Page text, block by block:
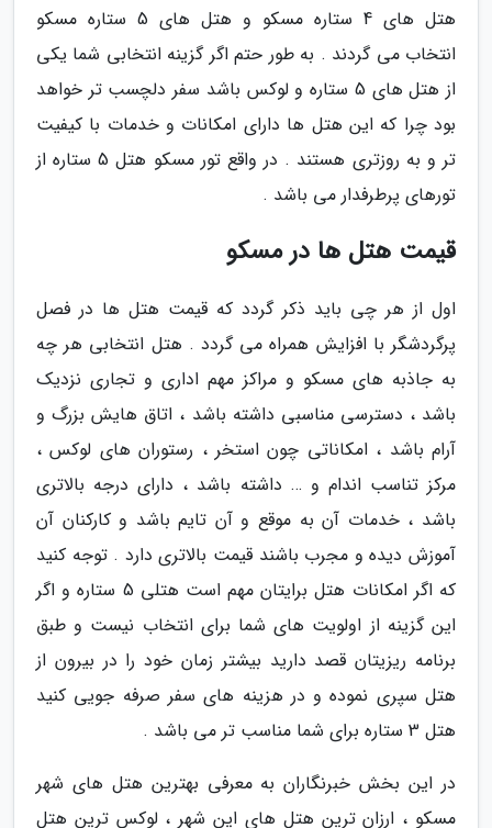
هتل های 4 ستاره مسکو و هتل های 5 ستاره مسکو
انتخاب می گردند . به طور حتم اگر گزینه انتخابی شما یکی
از هتل های 5 ستاره و لوکس باشد سفر دلچسب تر خواهد
بود چرا که این هتل ها دارای امکانات و خدمات با کیفیت
تر و به روزتری هستند . در واقع تور مسکو هتل 5 ستاره از
تورهای پرطرفدار می باشد .
قیمت هتل ها در مسکو
اول از هر چی باید ذکر گردد که قیمت هتل ها در فصل
پرگردشگر با افزایش همراه می گردد . هتل انتخابی هر چه
به جاذبه های مسکو و مراکز مهم اداری و تجاری نزدیک
باشد ، دسترسی مناسبی داشته باشد ، اتاق هایش بزرگ و
آرام باشد ، امکاناتی چون استخر ، رستوران های لوکس ،
مرکز تناسب اندام و … داشته باشد ، دارای درجه بالاتری
باشد ، خدمات آن به موقع و آن تایم باشد و کارکنان آن
آموزش دیده و مجرب باشند قیمت بالاتری دارد . توجه کنید
که اگر امکانات هتل برایتان مهم است هتلی 5 ستاره و اگر
این گزینه از اولویت های شما برای انتخاب نیست و طبق
برنامه ریزیتان قصد دارید بیشتر زمان خود را در بیرون از
هتل سپری نموده و در هزینه های سفر صرفه جویی کنید
هتل 3 ستاره برای شما مناسب تر می باشد .
در این بخش خبرنگاران به معرفی بهترین هتل های شهر
مسکو ، ارزان ترین هتل های این شهر ، لوکس ترین هتل